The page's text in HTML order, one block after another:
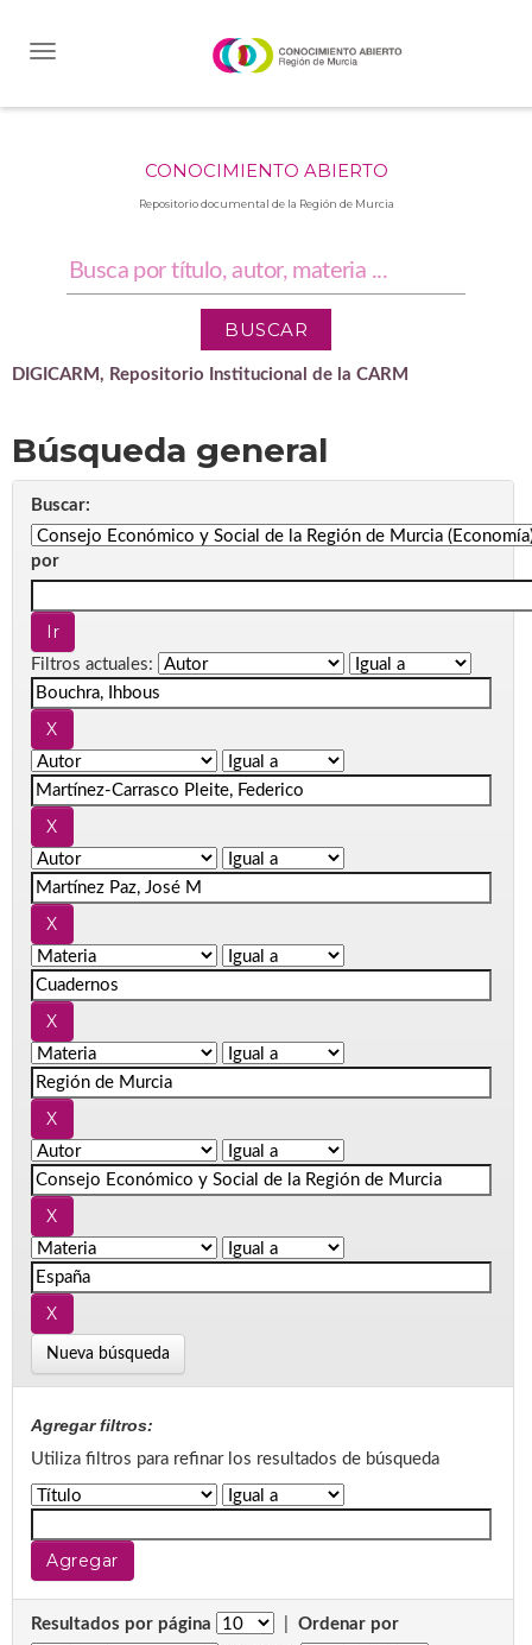
CONOCIMIENTO ABIERTO
Repositorio documental de la Región de Murcia
DIGICARM, Repositorio Institucional de la CARM
Búsqueda general
Buscar:
por
Filtros actuales:
Nueva búsqueda
Agregar filtros:
Utiliza filtros para refinar los resultados de búsqueda
Resultados por página
Ordenar por